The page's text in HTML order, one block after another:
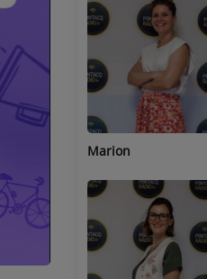
Adrien